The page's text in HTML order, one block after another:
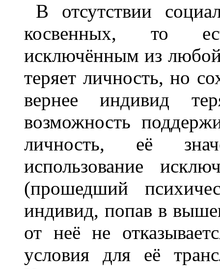
В отсутствии
косвенных, то
исключённым из
теряет личность, но
вернее индивид
возможность
личность, её
использование
(прошедший
индивид, попав в
от неё не
условия для её